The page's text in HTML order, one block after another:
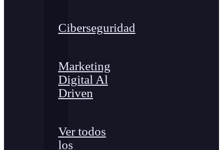
Ciberseguridad
Marketing
Digital Al
Driven
Ver todos
los